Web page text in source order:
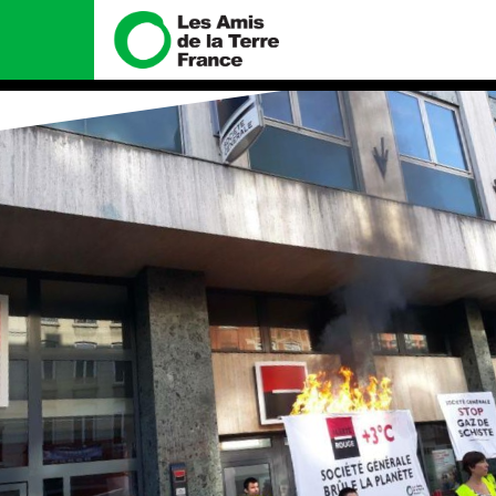
Nous connaître
Histoire
Manifeste
Équipes et fonctionnement
Le réseau dans le monde
Nos alliés
Je soutiens les Amis de la
Terre
Nos
Total, rendez-
tribunal
Gaz « naturel »,
enfumage
Mode : une
destructrice
Gaz au
violence
Nos autres